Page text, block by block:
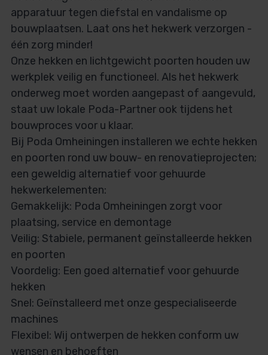
apparatuur tegen diefstal en vandalisme op
bouwplaatsen. Laat ons het hekwerk verzorgen -
één zorg minder!
Onze hekken en lichtgewicht poorten houden uw
werkplek veilig en functioneel. Als het hekwerk
onderweg moet worden aangepast of aangevuld,
staat uw lokale Poda-Partner ook tijdens het
bouwproces voor u klaar.
Bij Poda Omheiningen installeren we echte hekken
en poorten rond uw bouw- en renovatieprojecten;
een geweldig alternatief voor gehuurde
hekwerkelementen:
Gemakkelijk: Poda Omheiningen zorgt voor
plaatsing, service en demontage
Veilig: Stabiele, permanent geïnstalleerde hekken
en poorten
Voordelig: Een goed alternatief voor gehuurde
hekken
Snel: Geïnstalleerd met onze gespecialiseerde
machines
Flexibel: Wij ontwerpen de hekken conform uw
wensen en behoeften